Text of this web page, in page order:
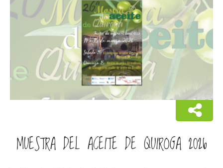
MUESTRA DEL ACEITE DE QUIROGA 2026